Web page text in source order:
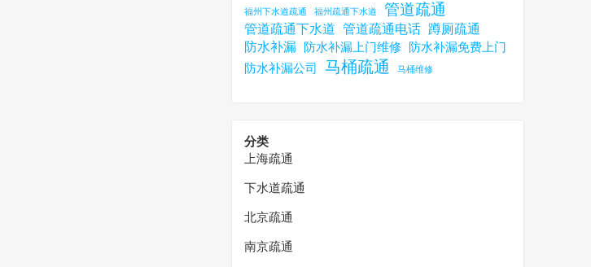
福州下水道疏通 福州疏通下水道 管道疏通
管道疏通下水道 管道疏通电话 蹲厕疏通
防水补漏 防水补漏上门维修
防水补漏免费上门
防水补漏公司
马桶疏通 马桶维修
分类
上海疏通
下水道疏通
北京疏通
南京疏通